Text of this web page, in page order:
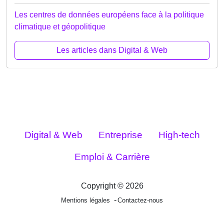
Les centres de données européens face à la politique
climatique et géopolitique
Les articles dans Digital & Web
Digital & Web Entreprise High-tech
Emploi & Carrière
Copyright © 2026
Mentions légales Contactez-nous